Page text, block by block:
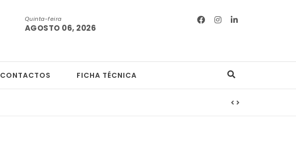
Quinta-feira
AGOSTO 06, 2026
CONTACTOS FICHA TÉCNICA